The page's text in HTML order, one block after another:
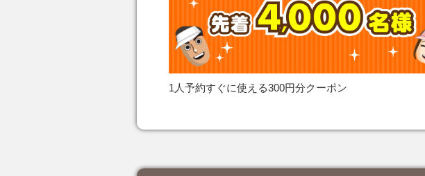
1人予約すぐに使える300円分クーポン